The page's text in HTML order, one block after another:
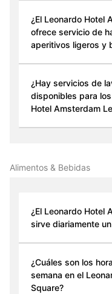
¿El Leonardo Hotel
ofrece servicio de
aperitivos ligeros y
¿Hay servicios de
disponibles para
Hotel Amsterdam
Alimentos & Bebidas
¿El Leonardo Hotel
sirve diariamente
¿Cuáles son los
semana en el
Square?